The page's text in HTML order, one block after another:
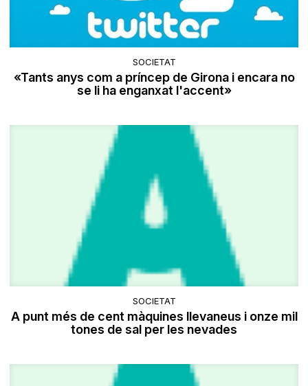
SOCIETAT
«Tants anys com a príncep de Girona i encara no
se li ha enganxat l'accent»
SOCIETAT
A punt més de cent màquines llevaneus i onze mil
tones de sal per les nevades